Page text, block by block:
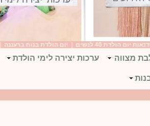
לנשים |יום הולדת בנות ברעננה|סדנאות
מצווה ערכות יצירה לימי הולדת